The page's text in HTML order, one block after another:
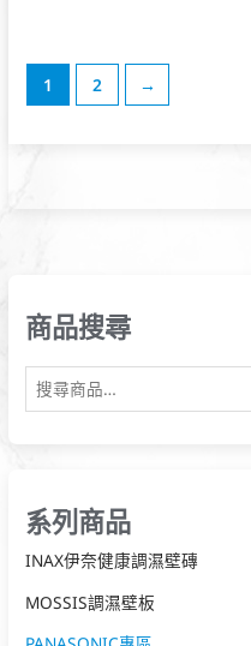
商品搜尋
系列商品
INAX伊奈健康調濕壁磚
MOSSIS調濕壁板
1 2 →